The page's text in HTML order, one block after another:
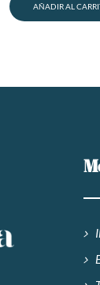
AÑADIR AL